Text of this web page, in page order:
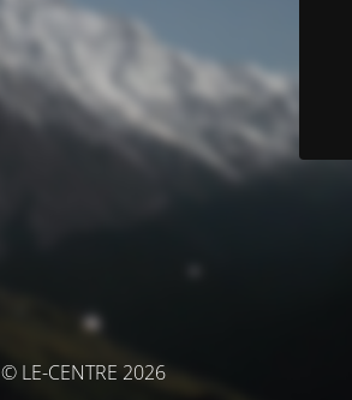
© LE-CENTRE 2026